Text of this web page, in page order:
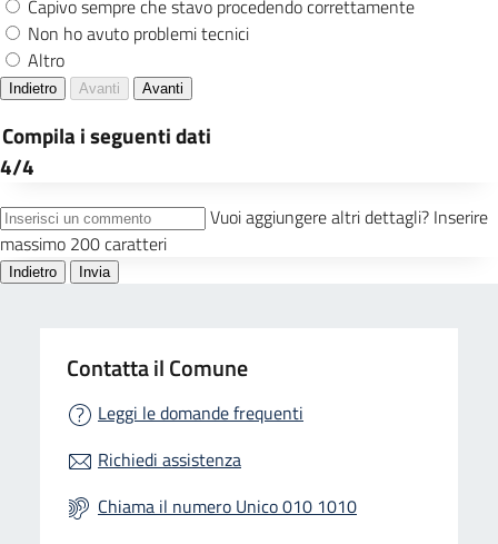
Contatta il Comune
Leggi le domande frequenti
Richiedi assistenza
Chiama il numero Unico 010 1010